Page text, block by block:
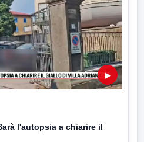
▶
l'autopsia a chiarire il